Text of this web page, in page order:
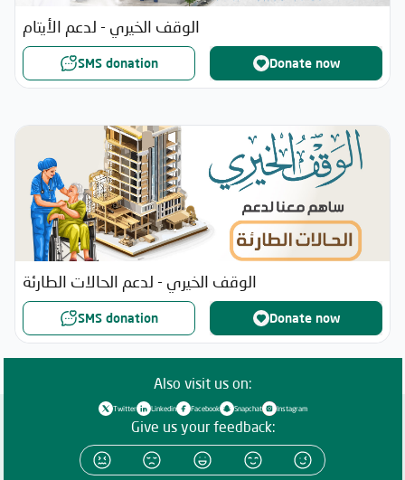
الوقف الخيري - لدعم الأيتام
SMS donation Donate now
الوقف الخيري - لدعم الحالات الطارئة
SMS donation Donate now
Also visit us on:
Twitter Linkedin Facebook Snapchat Instagram
Give us your feedback: